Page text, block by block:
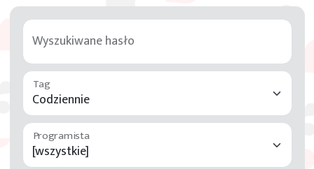
Wyszukiwane hasło
Tag
Programista